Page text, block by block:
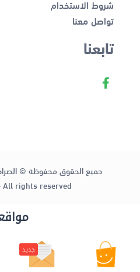
شروط الاستخدام
تواصل معنا
تابعنا
جميع الحقوق محفوظة © الصراحة
All rights reserved